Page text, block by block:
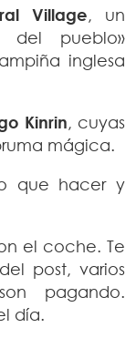
Village, un
del pueblo»
inglesa
Kinrin, cuyas
mágica.
que hacer y
el coche. Te
post, varios
pagando.
día.